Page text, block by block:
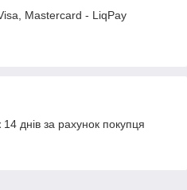
Mastercard - LiqPay
днів за рахунок покупця